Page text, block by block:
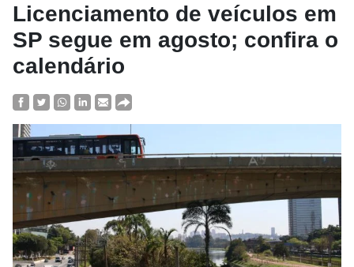
Licenciamento de veículos em
SP segue em agosto; confira o
calendário